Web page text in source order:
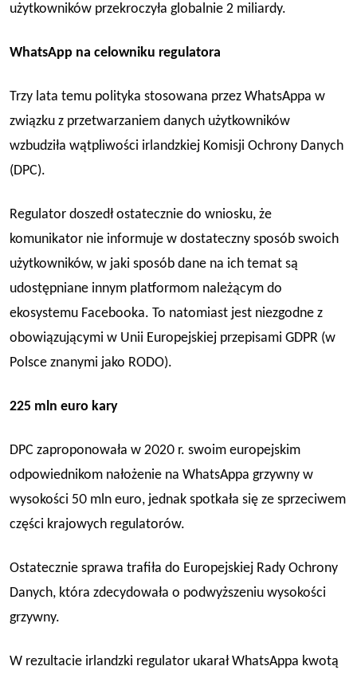
użytkowników przekroczyła globalnie 2 miliardy.
WhatsApp na celowniku regulatora
Trzy lata temu polityka stosowana przez WhatsAppa w
związku z przetwarzaniem danych użytkowników
wzbudziła wątpliwości irlandzkiej Komisji Ochrony Danych
(DPC).
Regulator doszedł ostatecznie do wniosku, że
komunikator nie informuje w dostateczny sposób swoich
użytkowników, w jaki sposób dane na ich temat są
udostępniane innym platformom należącym do
ekosystemu Facebooka. To natomiast jest niezgodne z
obowiązującymi w Unii Europejskiej przepisami GDPR (w
Polsce znanymi jako RODO).
225 mln euro kary
DPC zaproponowała w 2020 r. swoim europejskim
odpowiednikom nałożenie na WhatsAppa grzywny w
wysokości 50 mln euro, jednak spotkała się ze sprzeciwem
części krajowych regulatorów.
Ostatecznie sprawa trafiła do Europejskiej Rady Ochrony
Danych, która zdecydowała o podwyższeniu wysokości
grzywny.
W rezultacie irlandzki regulator ukarał WhatsAppa kwotą